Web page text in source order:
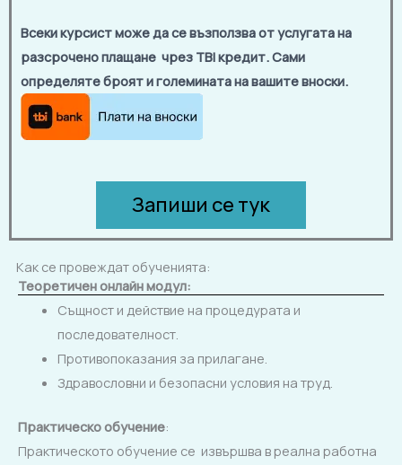
Всеки курсист може да се възползва от услугата на
разсрочено плащане чрез TBI кредит. Сами
определяте броят и големината на вашите вноски.
Запиши се тук
Как се провеждат обученията:
Теоретичен онлайн модул:
Същност и действие на процедурата и
последователност.
Противопоказания за прилагане.
Здравословни и безопасни условия на труд.
Практическо обучение:
Практическото обучение се извършва в реална работна